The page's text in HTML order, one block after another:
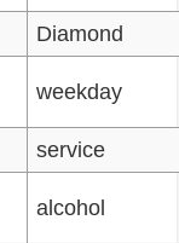
Diamond
weekday
service
alcohol